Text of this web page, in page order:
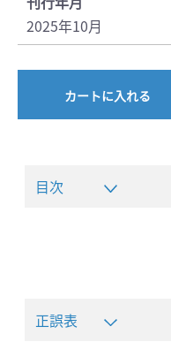
2025年10月
カートに入れる
目次
正誤表